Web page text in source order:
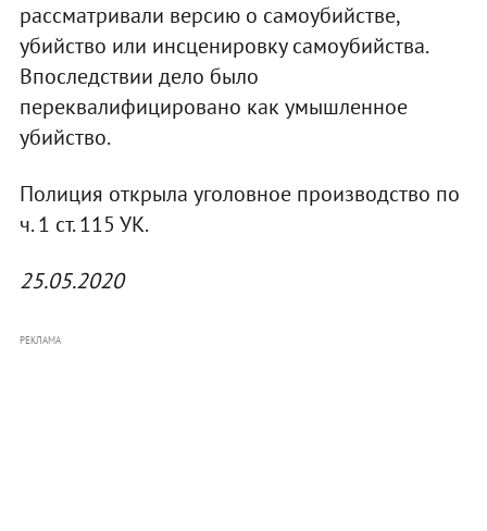
рассматривали версию о самоубийстве,
убийство или инсценировку самоубийства.
Впоследствии дело было
переквалифицировано как умышленное
убийство.
Полиция открыла уголовное производство по
ч. 1 ст. 115 УК.
25.05.2020
РЕКЛАМА